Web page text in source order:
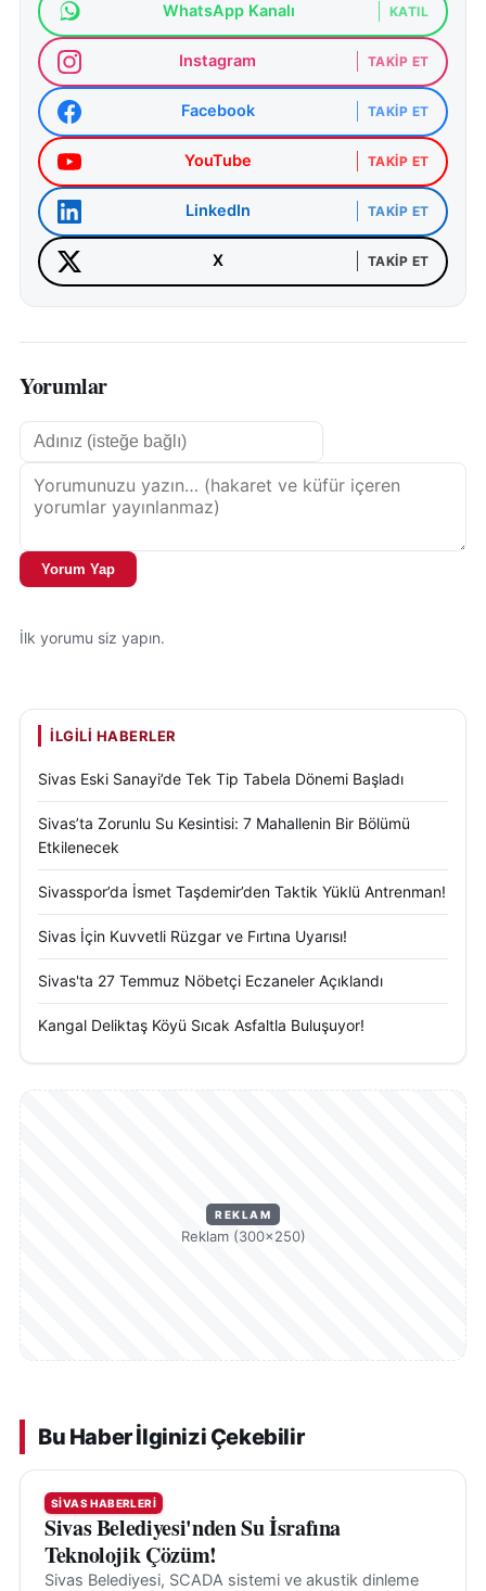
WhatsApp Kanalı KATIL
Instagram TAKIP ET
Facebook TAKIP ET
YouTube TAKIP ET
LinkedIn TAKIP ET
X TAKIP ET
Yorumlar
Yorum Yap
İlk yorumu siz yapın.
İLGILI HABERLER
Sivas Eski Sanayi’de Tek Tip Tabela Dönemi Başladı
Sivas’ta Zorunlu Su Kesintisi: 7 Mahallenin Bir Bölümü
Etkilenecek
Sivasspor’da İsmet Taşdemir’den Taktik Yüklü Antrenman!
Sivas İçin Kuvvetli Rüzgar ve Fırtına Uyarısı!
Sivas'ta 27 Temmuz Nöbetçi Eczaneler Açıklandı
Kangal Deliktaş Köyü Sıcak Asfaltla Buluşuyor!
REKLAM
Reklam (300×250)
Bu Haber İlginizi Çekebilir
SIVAS HABERLERI
Sivas Belediyesi'nden Su İsrafına
Teknolojik Çözüm!
Sivas Belediyesi, SCADA sistemi ve akustik dinleme